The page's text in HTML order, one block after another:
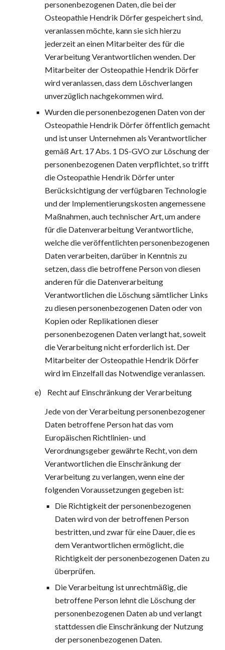
personenbezogenen Daten, die bei der
Osteopathie Hendrik Dörfer gespeichert sind,
veranlassen möchte, kann sie sich hierzu
jederzeit an einen Mitarbeiter des für die
Verarbeitung Verantwortlichen wenden. Der
Mitarbeiter der Osteopathie Hendrik Dörfer
wird veranlassen, dass dem Löschverlangen
unverzüglich nachgekommen wird.
Wurden die personenbezogenen Daten von der
Osteopathie Hendrik Dörfer öffentlich gemacht
und ist unser Unternehmen als Verantwortlicher
gemäß Art. 17 Abs. 1 DS-GVO zur Löschung der
personenbezogenen Daten verpflichtet, so trifft
die Osteopathie Hendrik Dörfer unter
Berücksichtigung der verfügbaren Technologie
und der Implementierungskosten angemessene
Maßnahmen, auch technischer Art, um andere
für die Datenverarbeitung Verantwortliche,
welche die veröffentlichten personenbezogenen
Daten verarbeiten, darüber in Kenntnis zu
setzen, dass die betroffene Person von diesen
anderen für die Datenverarbeitung
Verantwortlichen die Löschung sämtlicher Links
zu diesen personenbezogenen Daten oder von
Kopien oder Replikationen dieser
personenbezogenen Daten verlangt hat, soweit
die Verarbeitung nicht erforderlich ist. Der
Mitarbeiter der Osteopathie Hendrik Dörfer
wird im Einzelfall das Notwendige veranlassen.
e)    Recht auf Einschränkung der Verarbeitung
Jede von der Verarbeitung personenbezogener
Daten betroffene Person hat das vom
Europäischen Richtlinien- und
Verordnungsgeber gewährte Recht, von dem
Verantwortlichen die Einschränkung der
Verarbeitung zu verlangen, wenn eine der
folgenden Voraussetzungen gegeben ist:
Die Richtigkeit der personenbezogenen
Daten wird von der betroffenen Person
bestritten, und zwar für eine Dauer, die es
dem Verantwortlichen ermöglicht, die
Richtigkeit der personenbezogenen Daten zu
überprüfen.
Die Verarbeitung ist unrechtmäßig, die
betroffene Person lehnt die Löschung der
personenbezogenen Daten ab und verlangt
stattdessen die Einschränkung der Nutzung
der personenbezogenen Daten.